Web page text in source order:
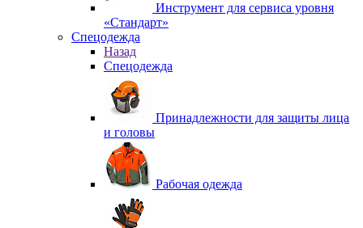
Инструмент для сервиса уровня
«Стандарт»
Спецодежда
Назад
Спецодежда
Принадлежности для защиты лица
и головы
Рабочая одежда